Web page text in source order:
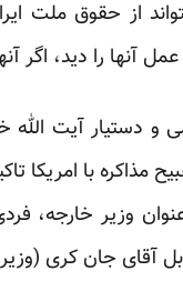
از حقوق ملت
آنها را دید، اگر
و دستیار آیت الله
مذاکره با
وزیر خارجه‌،
آقای جان کری (وزیر